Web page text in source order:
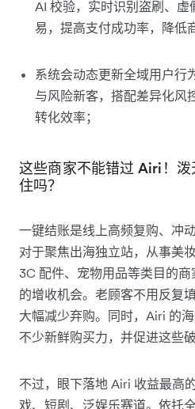
AI 校验，实时识别盗刷、
易，提高支付成功率，降低
系统会动态更新全域用户行
与风险新客，搭配差异化风
转化效率；
这些商家不能错过 Airi！
住吗？
一键结账是线上高频复购、冲
对于聚焦出海独立站，从事美
3C 配件、宠物用品等类目的
的增收机会。老顾客不用反复
大幅减少弃购。同时，Airi 的
不少新鲜购买力，并促进这些
不过，眼下落地 Airi 收益最高
戏、短剧、泛娱乐赛道。依托